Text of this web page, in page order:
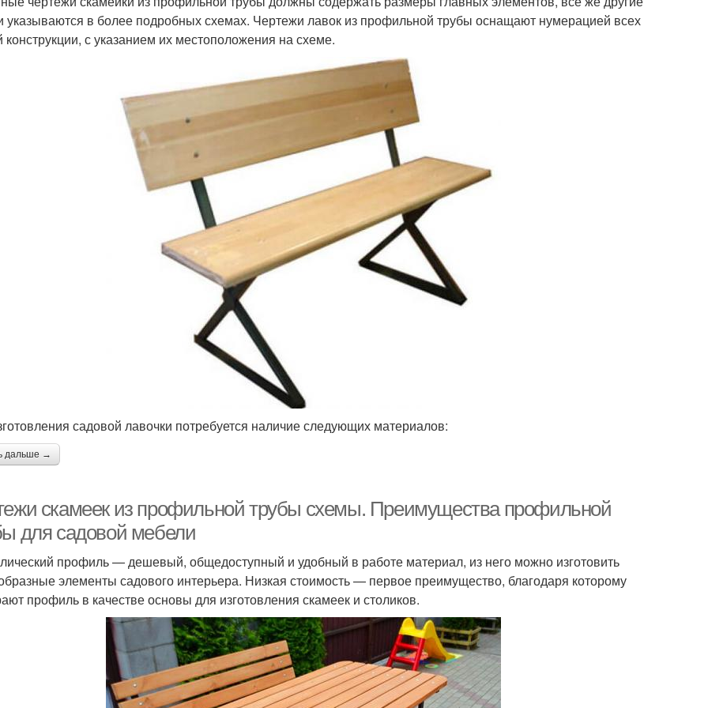
указываются в более подробных схемах. Чертежи лавок из профильной трубы оснащают нумерацией всех
конструкции, с указанием их местоположения на схеме.
садовой лавочки потребуется наличие следующих материалов:
дальше →
скамеек из профильной трубы схемы. Преимущества профильной
для садовой мебели
профиль — дешевый, общедоступный и удобный в работе материал, из него можно изготовить
элементы садового интерьера. Низкая стоимость — первое преимущество, благодаря которому
профиль в качестве основы для изготовления скамеек и столиков.